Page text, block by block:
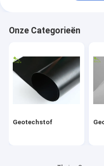
Hdpe het
Transportbandrol
Geotextile Project
Signaal Elektronische
Onze Categorieën
Geotechstof